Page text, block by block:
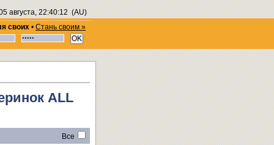
августа, 22:40:12(AU)
своих • Стань своим »
ALL
Все